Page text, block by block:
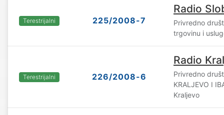
Terestrijalni 225/2008-7
Radio
Privredno
trgovinu i
Terestrijalni 226/2008-6
Radio
Privredno
KRALJEVO I
Kraljevo